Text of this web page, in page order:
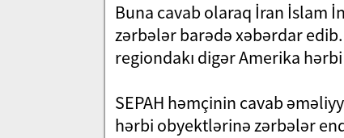
Buna cavab olaraq İran İslam
zərbələr barədə xəbərdar
regiondakı digər Amerika
SEPAH həmçinin cavab
hərbi obyektlərinə zərbələr